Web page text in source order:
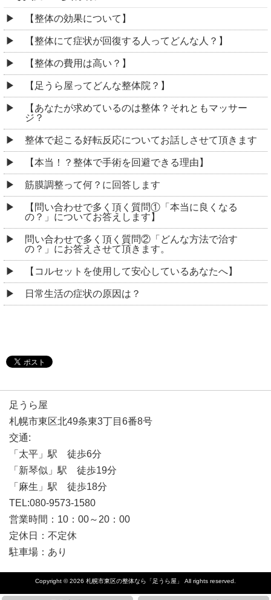
【整体の効果について】
【整体にて症状が回復する人ってどんな人？】
【整体の費用は高い？】
【足うら屋ってどんな整体院？】
【あなたが求めているのは整体？それともマッサー
ジ？
整体で起こる好転反応についてお話しさせて頂きます
【本当！？整体で手術を回避できる理由】
筋膜調整って何？に回答します
【問い合わせで多く頂く質問①「本当に良くなる
の？」についてお答えします】
問い合わせで多く頂く質問②「どんな方法で治す
の？」にお答えさせて頂きます。
【コルセットを使用して安心しているあなたへ】
日常生活の症状の原因は？
足うら屋
札幌市東区北49条東3丁目6番8号
交通:
「太平」駅 徒歩6分
「新琴似」駅 徒歩19分
「麻生」駅 徒歩18分
TEL:080-9573-1580
営業時間：10：00～20：00
定休日：不定休
駐車場：あり
Copyright © 2026 札幌市東区の整体なら「足うら屋」 All rights reserved.